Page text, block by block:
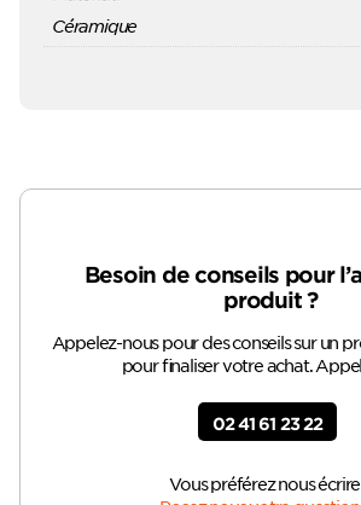
Céramique
Besoin de conseils pour
produit ?
Appelez-nous pour des conseils sur un
pour finaliser votre achat.
02 41 61 23 22
Vous préférez nous